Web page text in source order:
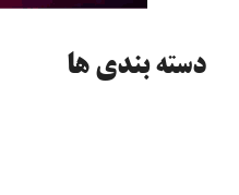
دسته‌ بندی ها